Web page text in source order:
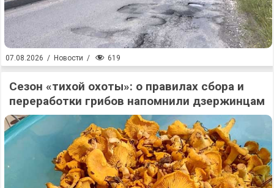
07.08.2026 / Новости / 619
Сезон «тихой охоты»: о правилах сбора и
переработки грибов напомнили дзержинцам